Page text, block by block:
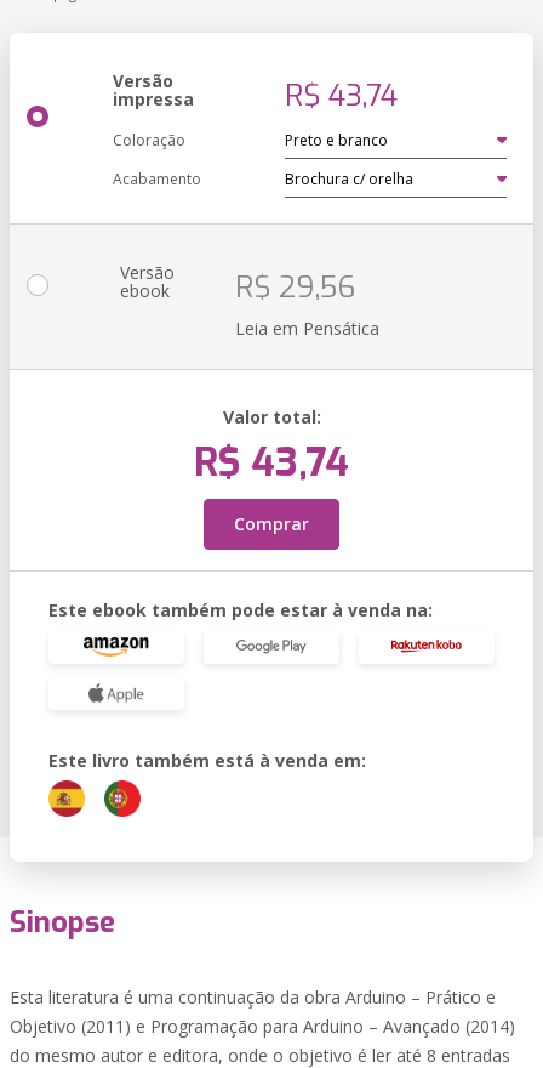
Versão
impressa R$ 43,74
Coloração
Acabamento
Versão
ebook R$ 29,56
Leia em Pensática
Valor total:
R$ 43,74
Comprar
Este ebook também pode estar à venda na:
Este livro também está à venda em:
Sinopse
Esta literatura é uma continuação da obra Arduino – Prático e
Objetivo (2011) e Programação para Arduino – Avançado (2014)
do mesmo autor e editora, onde o objetivo é ler até 8 entradas